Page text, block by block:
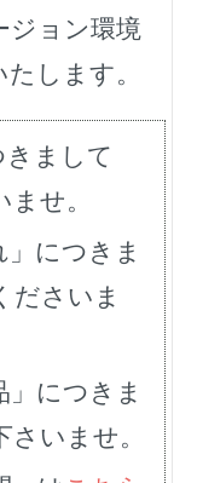
ジョン環境
します。
きまして
せ。
」につきま
ださいま
」につきま
さいませ。